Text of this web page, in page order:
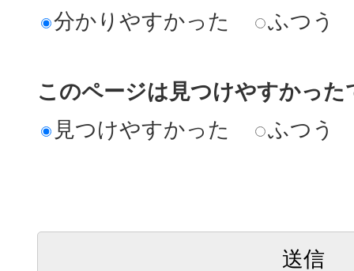
分かりやすかった
ふつう
このページは見つけやすかった
見つけやすかった
ふつう